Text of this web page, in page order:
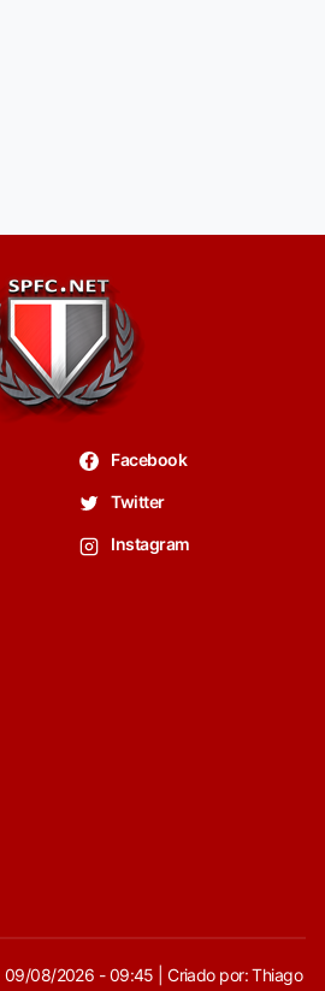
Facebook
Twitter
Instagram
08/2026 - 09:45 | Criado por: Thiago